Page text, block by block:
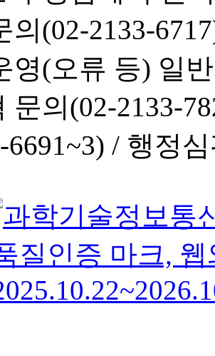
의(02-2133-
영(오류 등) 일
문의(02-2133-
6691~3) / 행정심